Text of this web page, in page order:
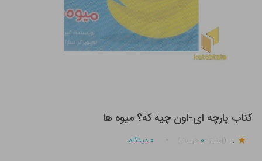
کتاب پارچه ای-اون چیه که؟ میوه ها
. ۰ ۰ دیدگاه